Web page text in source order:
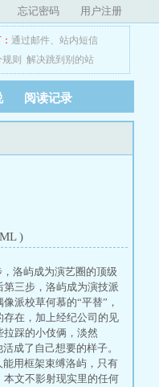
忘记密码 用户注册
通过邮件、 站内短信
则
解决跳到别的站
阅读记录
)
洛屿成为演艺圈的顶级
三步，洛屿成为演技派
派校草何慕的“平替”，
在，加上经纪公司的见
踩的小伎俩，淡然
成了自己想要的样子。
用框架束缚洛屿，只有
文不影射现实里的任何